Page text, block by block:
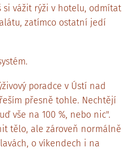
si vážit rýži v hotelu, odmítat
zatímco ostatní jedí
poradce v Ústí nad
přesně tohle. Nechtějí
vše na 100 %, nebo nic".
tělo, ale zároveň normálně
o víkendech i na